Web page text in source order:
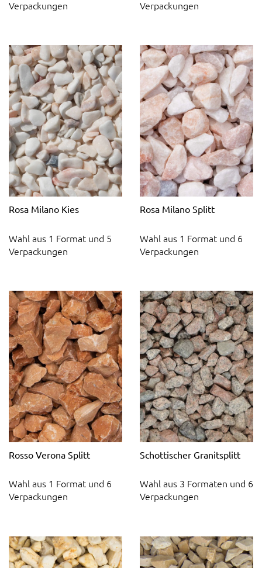
Verpackungen Verpackungen
Rosa Milano Kies
Wahl aus 1 Format und 5
Verpackungen
Rosa Milano Splitt
Wahl aus 1 Format und 6
Verpackungen
Rosso Verona Splitt
Wahl aus 1 Format und 6
Verpackungen
Schottischer Granitsplitt
Wahl aus 3 Formaten und 6
Verpackungen